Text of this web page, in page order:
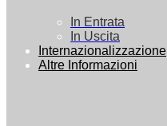
In Entrata
In Uscita
Internazionalizzazione
Altre Informazioni